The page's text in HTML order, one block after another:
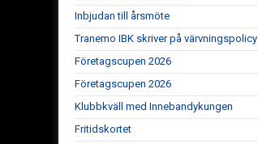
Inbjudan till årsmöte
Tranemo IBK skriver på värvningspolicy
Företagscupen 2026
Företagscupen 2026
Klubbkväll med Innebandykungen
Fritidskortet